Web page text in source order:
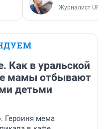
Журналист
Как в уральской
мамы отбывают
детьми
Героиня мема